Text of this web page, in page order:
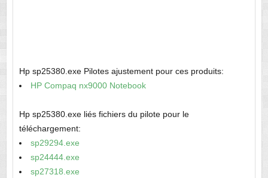
Hp sp25380.exe Pilotes ajustement pour ces produits:
HP Compaq nx9000 Notebook
Hp sp25380.exe liés fichiers du pilote pour le
téléchargement:
sp29294.exe
sp24444.exe
sp27318.exe